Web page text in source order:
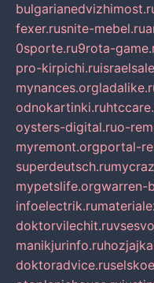
fexer.rusnite-mebel.ru
0sporte.ru9rota-
pro-kirpichi.ru
mynances.org
odnokartinki.ru
oysters-digital.ruo-
myremont.orgportal-
superdeutsch.ru
mypetslife.orgwarren-
infoelectrik.ru
doktorvilechit.ru
manikjurinfo.ru
doktoradvice.ru